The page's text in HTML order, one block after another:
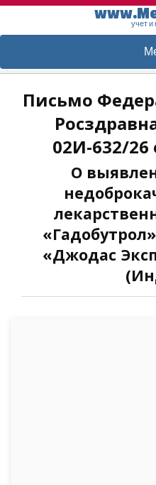
учет и
Письмо
02И-632/26
О
«Джодас